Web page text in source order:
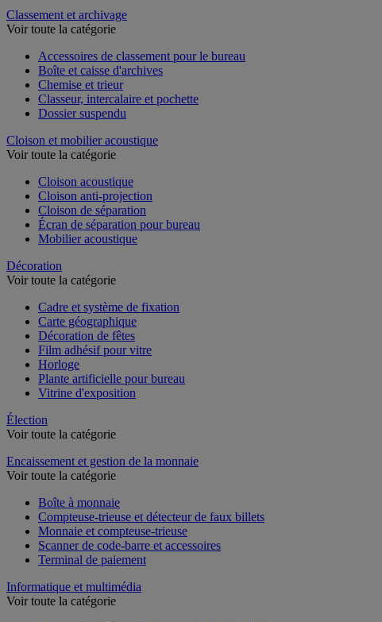
Classement et archivage
Accessoires de classement pour le bureau
Boîte et caisse d'archives
Chemise et trieur
Classeur, intercalaire et pochette
Cloison et mobilier acoustique
Cloison acoustique
Cloison anti-projection
Cloison de séparation
Écran de séparation pour bureau
Décoration
Cadre et système de fixation
Carte géographique
Décoration de fêtes
Film adhésif pour vitre
Horloge
Plante artificielle pour bureau
Élection
Encaissement et gestion de la monnaie
Boîte à monnaie
Compteuse-trieuse et détecteur de faux billets
Monnaie et compteuse-trieuse
Scanner de code-barre et accessoires
Informatique et multimédia